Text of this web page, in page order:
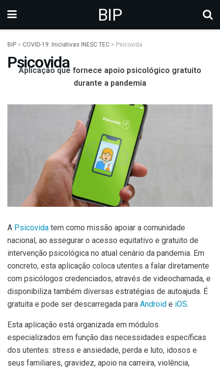
BIP
BIP > COVID-19: Iniciativas INESC TEC > Psicovida
Psicovida
Aplicação que fornece apoio psicológico gratuito
durante a pandemia
A Psicovida tem como missão apoiar a comunidade
nacional, ao assegurar o acesso equitativo e gratuito de
intervenção psicológica no atual cenário da pandemia. Em
concreto, esta aplicação coloca utentes a falar diretamente
com psicólogos credenciados, através de videochamada, e
disponibiliza também diversas estratégias de autoajuda. É
gratuita e pode ser descarregada para Android e iOS.
Esta aplicação está organizada em módulos
especializados em função das necessidades específicas
dos utentes: stress e ansiedade, perda e luto, idosos e
seus familiares, gravidez, apoio na carreira, violência,